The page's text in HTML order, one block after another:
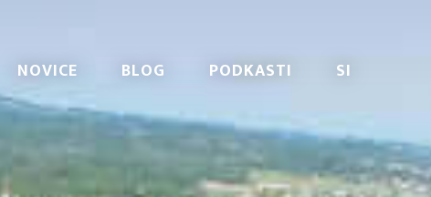
NOVICE BLOG PODKASTI SI